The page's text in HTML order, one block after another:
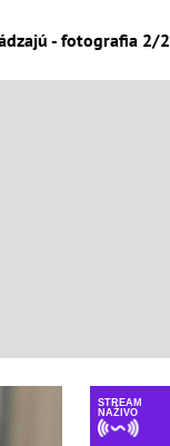
- fotografia 2/2
STREAM
NAŽIVO